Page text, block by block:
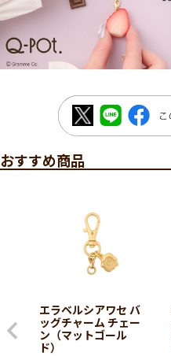
おすすめ商品
エラベルシアワセ バ
ッグチャーム チェー
ン（マットゴール
ド）